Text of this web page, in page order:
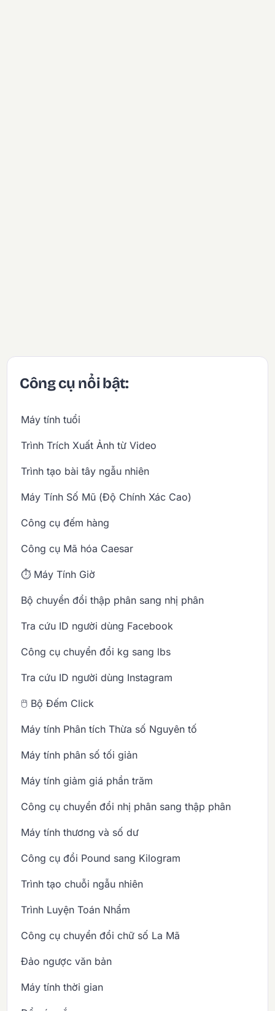
Công cụ nổi bật:
Máy tính tuổi
Trình Trích Xuất Ảnh từ Video
Trình tạo bài tây ngẫu nhiên
Máy Tính Số Mũ (Độ Chính Xác Cao)
Công cụ đếm hàng
Công cụ Mã hóa Caesar
⏱️ Máy Tính Giờ
Bộ chuyển đổi thập phân sang nhị phân
Tra cứu ID người dùng Facebook
Công cụ chuyển đổi kg sang lbs
Tra cứu ID người dùng Instagram
🖱️ Bộ Đếm Click
Máy tính Phân tích Thừa số Nguyên tố
Máy tính phân số tối giản
Máy tính giảm giá phần trăm
Công cụ chuyển đổi nhị phân sang thập phân
Máy tính thương và số dư
Công cụ đổi Pound sang Kilogram
Trình tạo chuỗi ngẫu nhiên
Trình Luyện Toán Nhẩm
Công cụ chuyển đổi chữ số La Mã
Đảo ngược văn bản
Máy tính thời gian